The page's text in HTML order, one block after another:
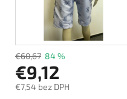
€60,67 84 %
€9,12
€7,54 bez DPH